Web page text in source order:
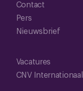
Contact
Pers
Nieuwsbrief
Vacatures
CNV Internationaal